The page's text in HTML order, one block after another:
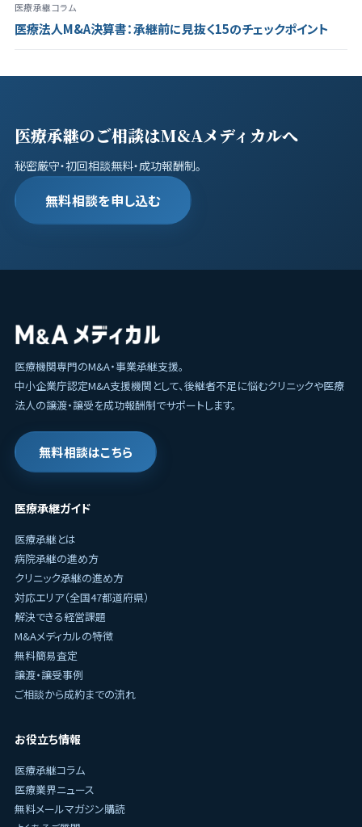
医療承継コラム
医療法人M&A決算書：承継前に見抜く15のチェックポイント
医療承継のご相談はM&Aメディカルへ
秘密厳守・初回相談無料・成功報酬制。
無料相談を申し込む
医療機関専門のM&A・事業承継支援。
中小企業庁認定M&A支援機関として、後継者不足に悩むクリニックや医療
法人の譲渡・譲受を成功報酬制でサポートします。
無料相談はこちら
医療承継ガイド
医療承継とは
病院承継の進め方
クリニック承継の進め方
対応エリア（全国47都道府県）
解決できる経営課題
M&Aメディカルの特徴
無料簡易査定
譲渡・譲受事例
ご相談から成約までの流れ
お役立ち情報
医療承継コラム
医療業界ニュース
無料メールマガジン購読